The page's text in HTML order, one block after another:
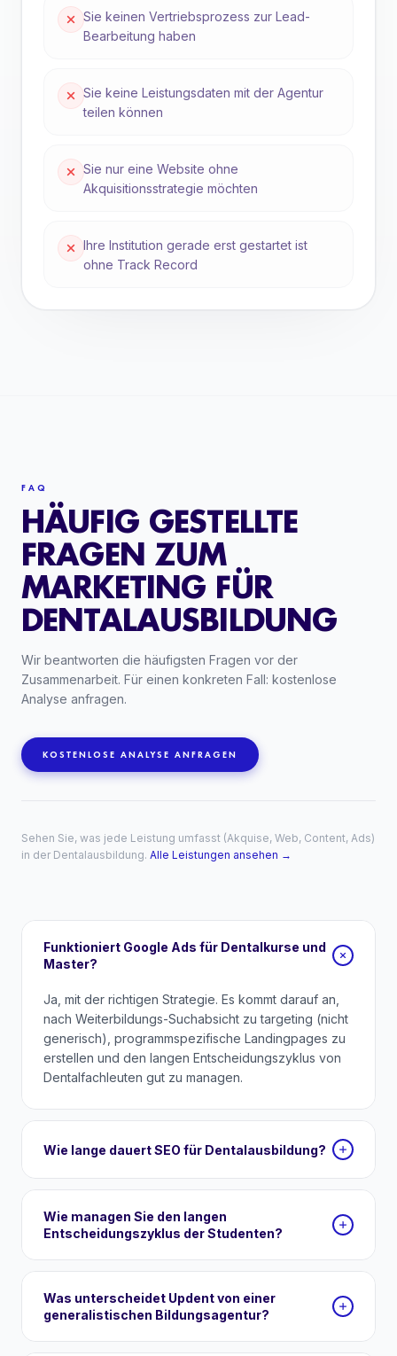
Sie keinen Vertriebsprozess zur Lead-
Bearbeitung haben
Sie keine Leistungsdaten mit der Agentur
teilen können
Sie nur eine Website ohne
Akquisitionsstrategie möchten
Ihre Institution gerade erst gestartet ist
ohne Track Record
FAQ
HÄUFIG GESTELLTE
FRAGEN ZUM
MARKETING FÜR
DENTALAUSBILDUNG
Wir beantworten die häufigsten Fragen vor der
Zusammenarbeit. Für einen konkreten Fall: kostenlose
Analyse anfragen.
KOSTENLOSE ANALYSE ANFRAGEN
Sehen Sie, was jede Leistung umfasst (Akquise, Web, Content, Ads)
in der Dentalausbildung. Alle Leistungen ansehen →
Funktioniert Google Ads für Dentalkurse und
Master?
Ja, mit der richtigen Strategie. Es kommt darauf an,
nach Weiterbildungs-Suchabsicht zu targeting (nicht
generisch), programmspezifische Landingpages zu
erstellen und den langen Entscheidungszyklus von
Dentalfachleuten gut zu managen.
Wie lange dauert SEO für Dentalausbildung?
Wie managen Sie den langen
Entscheidungszyklus der Studenten?
Was unterscheidet Updent von einer
generalistischen Bildungsagentur?